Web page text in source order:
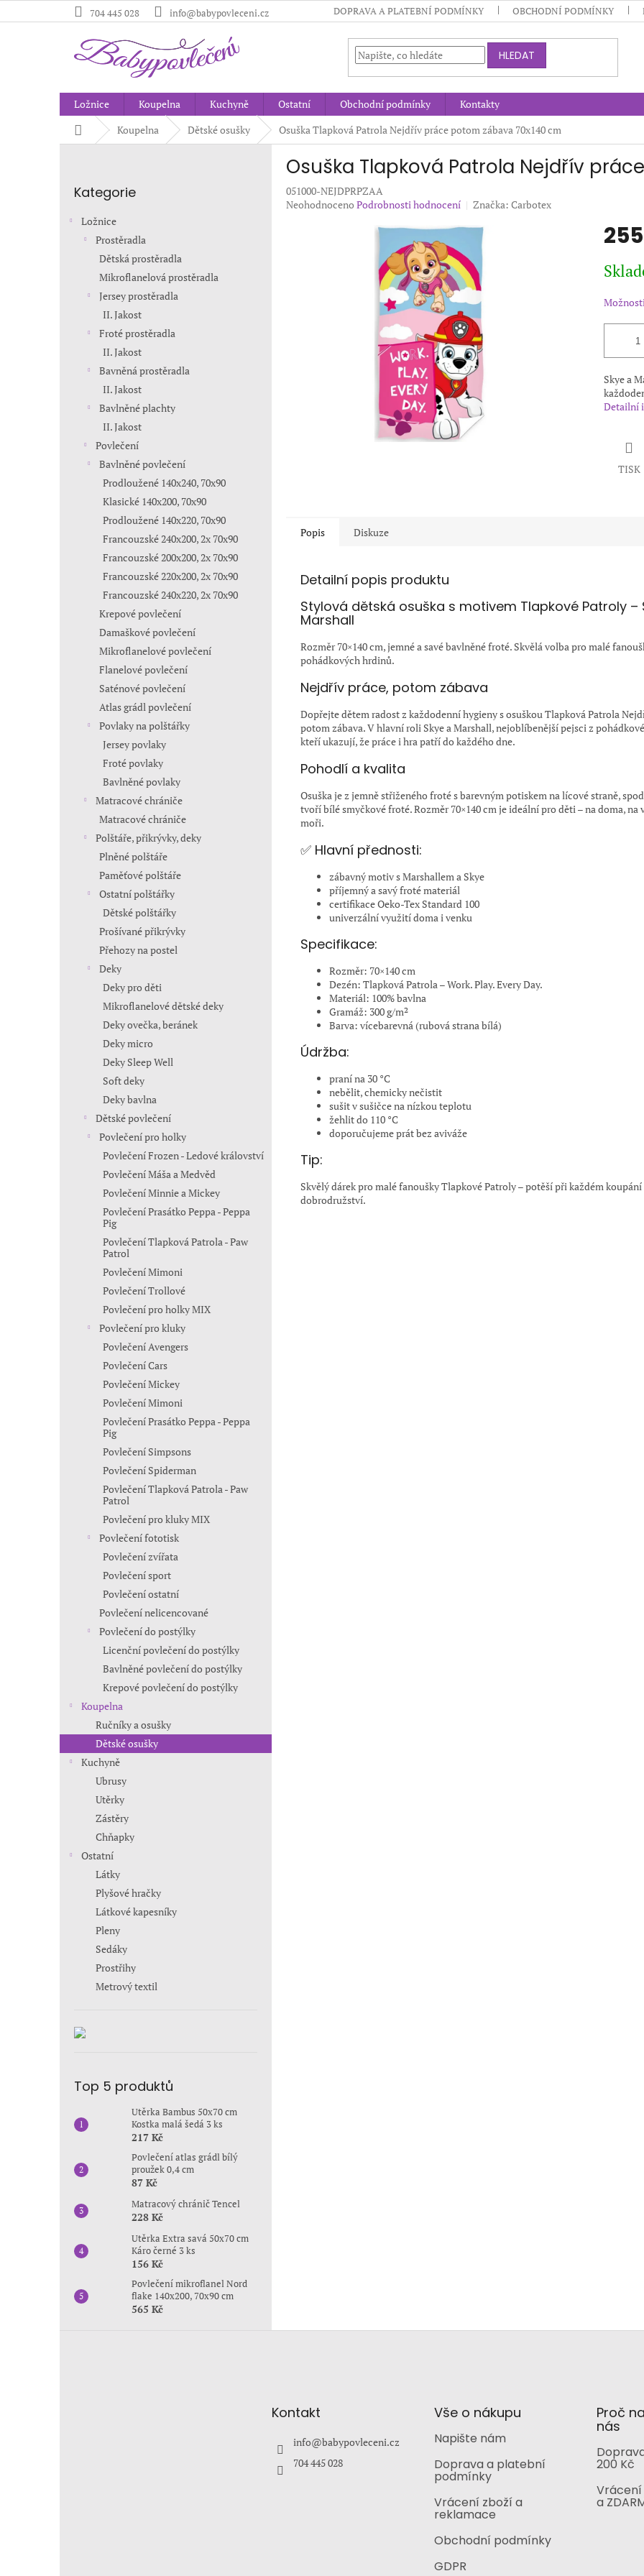
na
704 445 028 info@babypovleceni.cz DOPRAVA A PLATEBNÍ PODMÍNKY OBCHODNÍ PODMÍNKY
HLEDAT
Ložnice Koupelna Kuchyně Ostatní Obchodní podmínky
Kontakty
Domů Koupelna Dětské osušky Osuška Tlapková Patrola Nejdřív práce potom zábava 70x140 cm
kategorie
Kategorie
Ložnice
Prostěradla
Dětská prostěradla
Mikroflanelová prostěradla
Jersey prostěradla
II. Jakost
Froté prostěradla
II. Jakost
Bavněná prostěradla
II. Jakost
Bavlněné plachty
II. Jakost
Povlečení
Bavlněné povlečení
Prodloužené 140x240, 70x90
Klasické 140x200, 70x90
Prodloužené 140x220, 70x90
Francouzské 240x200, 2x 70x90
Francouzské 200x200, 2x 70x90
Francouzské 220x200, 2x 70x90
Francouzské 240x220, 2x 70x90
Krepové povlečení
Damaškové povlečení
Mikroflanelové povlečení
Flanelové povlečení
Saténové povlečení
Atlas grádl povlečení
Povlaky na polštářky
Jersey povlaky
Froté povlaky
Bavlněné povlaky
Matracové chrániče
Matracové chrániče
Polštáře, přikrývky, deky
Plněné polštáře
Paměťové polštáře
Ostatní polštářky
Dětské polštářky
Prošívané přikrývky
Přehozy na postel
Deky
Deky pro děti
Mikroflanelové dětské deky
Deky ovečka, beránek
Deky micro
Deky Sleep Well
Soft deky
Deky bavlna
Dětské povlečení
Povlečení pro holky
Povlečení Frozen - Ledové království
Povlečení Máša a Medvěd
Povlečení Minnie a Mickey
Povlečení Prasátko Peppa - Peppa
Pig
Povlečení Tlapková Patrola - Paw
Patrol
Povlečení Mimoni
Povlečení Trollové
Povlečení pro holky MIX
Povlečení pro kluky
Povlečení Avengers
Povlečení Cars
Povlečení Mickey
Povlečení Mimoni
Povlečení Prasátko Peppa - Peppa
Pig
Povlečení Simpsons
Povlečení Spiderman
Povlečení Tlapková Patrola - Paw
Patrol
Povlečení pro kluky MIX
Povlečení fototisk
Povlečení zvířata
Povlečení sport
Povlečení ostatní
Povlečení nelicencované
Povlečení do postýlky
Licenční povlečení do postýlky
Bavlněné povlečení do postýlky
Krepové povlečení do postýlky
Koupelna
Ručníky a osušky
Dětské osušky
Kuchyně
Ubrusy
Utěrky
Zástěry
Chňapky
Ostatní
Látky
Plyšové hračky
Látkové kapesníky
Pleny
Sedáky
Prostřihy
Metrový textil
Top 5 produktů
Utěrka Bambus 50x70 cm
Kostka malá šedá 3 ks
217 Kč
Povlečení atlas grádl bílý
proužek 0,4 cm
87 Kč
Matracový chránič Tencel
228 Kč
Utěrka Extra savá 50x70 cm
Káro černé 3 ks
156 Kč
Povlečení mikroflanel Nord
flake 140x200, 70x90 cm
565 Kč
Osuška Tlapková Patrola Nejdřív
051000-NEJDPRPZAA
Průměrné
Neohodnoceno Podrobnosti hodnocení Značka: Carbotex
cena:
Skye a
Detailní
TISK
Popis Diskuze
Detailní popis produktu
Stylová dětská osuška s motivem Tlapkové Patroly –
Marshall
Rozměr 70×140 cm, jemné a savé bavlněné froté. Skvělá volba pro malé
pohádkových hrdinů.
Nejdřív práce, potom zábava
Dopřejte dětem radost z každodenní hygieny s osuškou Tlapková Patrola
potom zábava. V hlavní roli Skye a Marshall, nejoblíbenější pejsci z
kteří ukazují, že práce i hra patří do každého dne.
Pohodlí a kvalita
Osuška je z jemně střiženého froté s barevným potiskem na lícové straně,
tvoří bílé smyčkové froté. Rozměr 70×140 cm je ideální pro děti – na doma, na
moři.
✅ Hlavní přednosti:
zábavný motiv s Marshallem a Skye
příjemný a savý froté materiál
certifikace Oeko-Tex Standard 100
univerzální využití doma i venku
Specifikace:
Rozměr: 70×140 cm
Dezén: Tlapková Patrola – Work. Play. Every Day.
Materiál: 100% bavlna
Gramáž: 300 g/m²
Barva: vícebarevná (rubová strana bílá)
Údržba:
praní na 30 °C
nebělit, chemicky nečistit
sušit v sušičce na nízkou teplotu
žehlit do 110 °C
doporučujeme prát bez aviváže
Tip:
Skvělý dárek pro malé fanoušky Tlapkové Patroly – potěší při každém
dobrodružství.
Kontakt
info@babypovleceni.cz
704 445 028
Vše o nákupu
Napište nám
Doprava a platební
podmínky
Vrácení zboží a
reklamace
Obchodní podmínky
GDPR
Proč
nás
200 Kč
Vrácení
a